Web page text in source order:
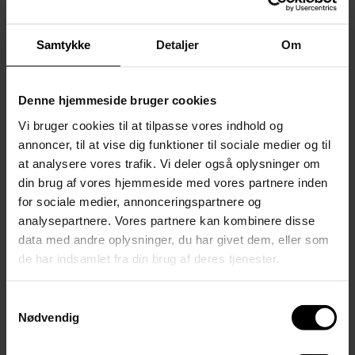
Samtykke Detaljer Om
Denne hjemmeside bruger cookies
Vi bruger cookies til at tilpasse vores indhold og
annoncer, til at vise dig funktioner til sociale medier og til
at analysere vores trafik. Vi deler også oplysninger om
din brug af vores hjemmeside med vores partnere inden
for sociale medier, annonceringspartnere og
analysepartnere. Vores partnere kan kombinere disse
data med andre oplysninger, du har givet dem, eller som
de har indsamlet fra din brug af deres tjenester.
Nødvendig
HF
2-årig HF
HF-enkeltfag
Hf-uddannelsespakker-1-aar
HF på 2 år
HF E-learning
HF Adventure
HF Business
HF Empowerment
HF Esport & Games